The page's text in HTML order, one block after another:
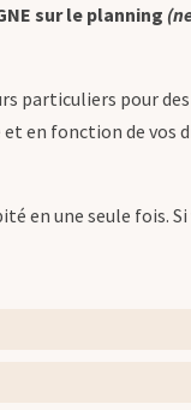
sur le planning
pour
en fonction de vos
en une seule fois.